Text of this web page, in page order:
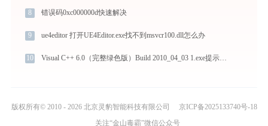
8 错误码0xc000000d快速解决
9 ue4editor 打开UE4Editor.exe找不到msvcr100.dll怎么办
10 Visual C++ 6.0（完整绿色版）Build 2010_04_03 1.exe提示缺少msgcenterqt.dll文件的解决办法
版权所有© 2010 - 2026 北京灵豹智能科技有限公司
京ICP备2025133740号-18
关注“金山毒霸”微信公众号